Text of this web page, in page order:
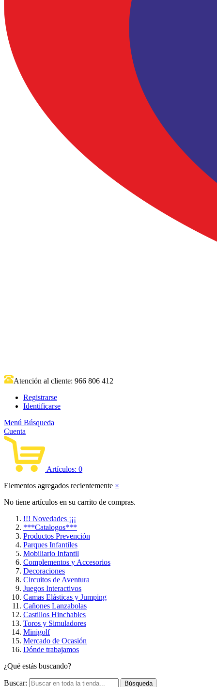
Atención al cliente: 966 806 412
Registrarse
Identificarse
Menú Búsqueda
Cuenta
Artículos: 0
Elementos agregados recientemente ×
No tiene artículos en su carrito de compras.
!!! Novedades ¡¡¡
***Catalogos***
Productos Prevención
Parques Infantiles
Mobiliario Infantil
Complementos y Accesorios
Decoraciones
Circuitos de Aventura
Juegos Interactivos
Camas Elásticas y Jumping
Cañones Lanzabolas
Castillos Hinchables
Toros y Simuladores
Minigolf
Mercado de Ocasión
Dónde trabajamos
¿Qué estás buscando?
Buscar: Búsqueda